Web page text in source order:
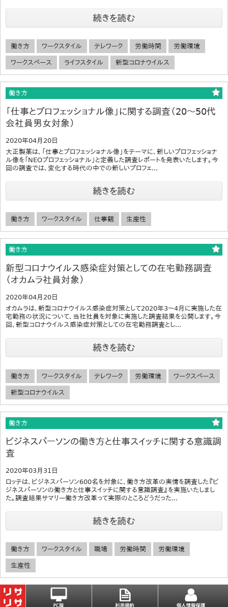
続きを読む
働き方 ワークスタイル テレワーク 労働時間 労働環境
ワークスペース ライフスタイル 新型コロナウイルス
働き方
「仕事とプロフェッショナル像」に関する調査（20～50代
会社員男女対象）
2020年04月20日
大正製薬は、「仕事とプロフェッショナル像」をテーマに、新しいプロフェッショナ
ル像を「NEOプロフェッショナル」と定義した調査レポートを発表いたします。今
回の調査では、変化する時代の中での新しいプロフェ...
続きを読む
働き方 ワークスタイル 仕事観 生産性
働き方
新型コロナウイルス感染症対策としての在宅勤務調査
（オカムラ社員対象）
2020年04月20日
オカムラは、新型コロナウイルス感染症対策として2020年3～4月に実施した在
宅勤務の状況について、当社社員を対象に実施した調査結果を公開します。今
回、新型コロナウイルス感染症対策としての在宅勤務調査とし...
続きを読む
働き方 ワークスタイル テレワーク 労働環境 ワークスペース
新型コロナウイルス
働き方
ビジネスパーソンの働き方と仕事スイッチに関する意識調
査
2020年03月31日
ロッテは、ビジネスパーソン600名を対象に、働き方改革の実情を調査した『ビ
ジネスパーソンの働き方と仕事スイッチに関する意識調査』を実施いたしまし
た。調査結果サマリー働き方改革って実際のところどうだった...
続きを読む
働き方 ワークスタイル 職場 労働時間 労働環境
生産性